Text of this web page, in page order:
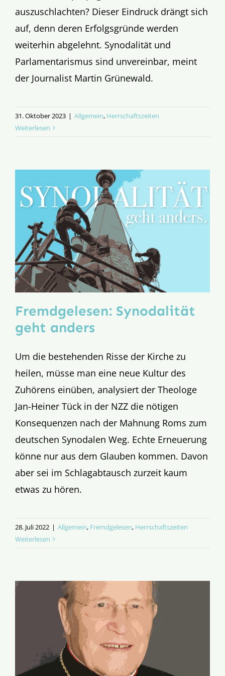
auszuschlachten? Dieser Eindruck drängt sich
auf, denn deren Erfolgsgründe werden
weiterhin abgelehnt. Synodalität und
Parlamentarismus sind unvereinbar, meint
der Journalist Martin Grünewald.
31. Oktober 2023 | Allgemein, Herrschaftszeiten
Weiterlesen
Fremdgelesen: Synodalität
geht anders
Um die bestehenden Risse der Kirche zu
heilen, müsse man eine neue Kultur des
Zuhörens einüben, analysiert der Theologe
Jan-Heiner Tück in der NZZ die nötigen
Konsequenzen nach der Mahnung Roms zum
deutschen Synodalen Weg. Echte Erneuerung
könne nur aus dem Glauben kommen. Davon
aber sei im Schlagabtausch zurzeit kaum
etwas zu hören.
28. Juli 2022 | Allgemein, Fremdgelesen, Herrschaftszeiten
Weiterlesen